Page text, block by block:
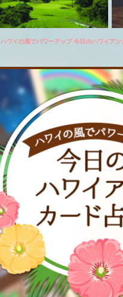
ハワイの風でパワーアップ 今日のハワイアン